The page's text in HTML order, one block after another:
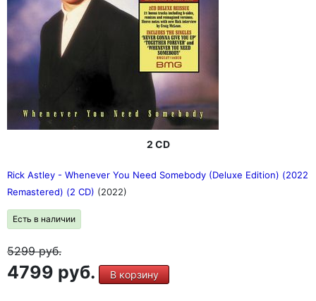
2 CD
Rick Astley - Whenever You Need Somebody (Deluxe Edition) (2022
Remastered) (2 CD) (2022)
Есть в наличии
5299руб.
4799 руб. В корзину